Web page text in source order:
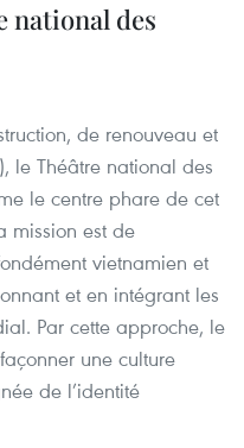
national des
de renouveau et
le Théâtre national des
le centre phare de cet
mission est de
vietnamien et
et en intégrant les
Par cette approche, le
une culture
de l’identité